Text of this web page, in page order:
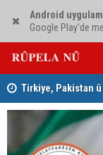
Android
Google Play'de
Tirkiye, Pakistan û
îmze kir